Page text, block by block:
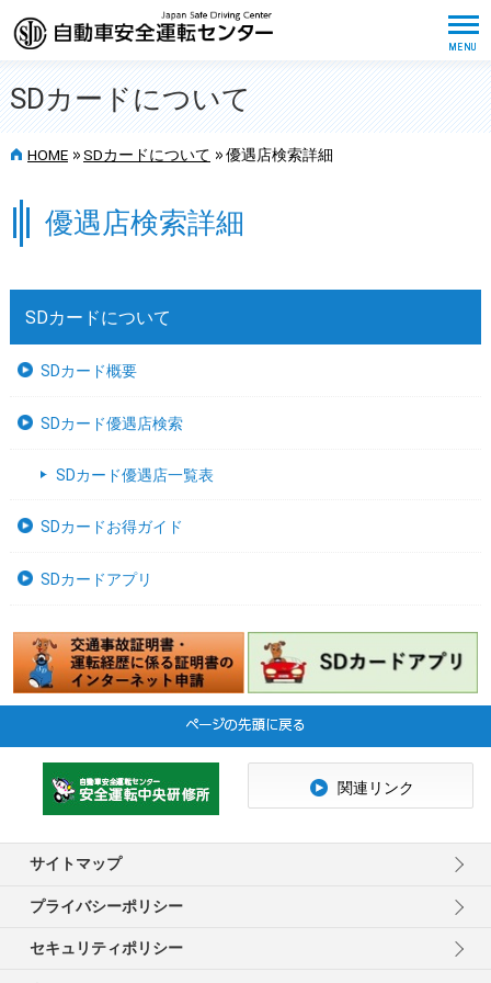
SDカードについて
HOME >> SDカードについて >> 優遇店検索詳細
優遇店検索詳細
SDカードについて
SDカード概要
SDカード優遇店検索
SDカード優遇店一覧表
SDカードお得ガイド
SDカードアプリ
サイトマップ
プライバシーポリシー
セキュリティポリシー
関連リンク